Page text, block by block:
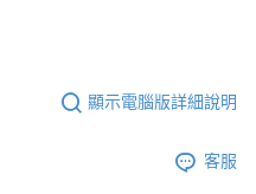
顯示電腦版詳細說明
客服